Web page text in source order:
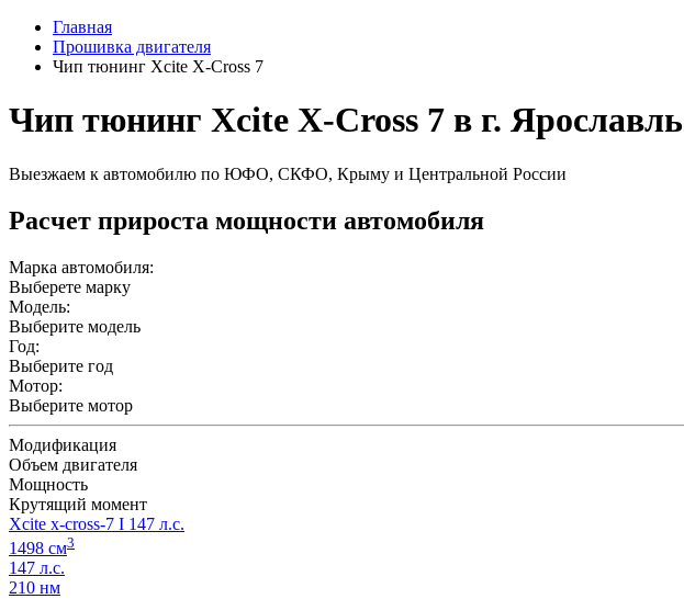
Главная
Прошивка двигателя
Чип тюнинг Xcite X-Cross 7
Чип тюнинг Xcite X-Cross 7 в г. Ярославль
Выезжаем к автомобилю по ЮФО, СКФО, Крыму и Центральной России
Расчет прироста мощности автомобиля
Марка автомобиля:
Выберете марку
Модель:
Выберите модель
Год:
Выберите год
Мотор:
Выберите мотор
Модификация
Объем двигателя
Мощность
Крутящий момент
Xcite x-cross-7 I 147 л.с.
1498 см3
147 л.с.
210 нм